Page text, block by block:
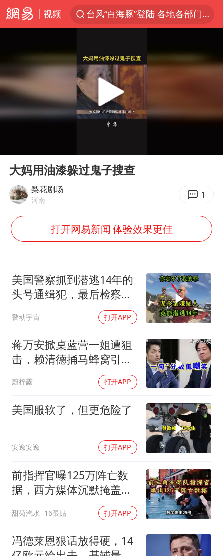
视频
台风“白海豚”登陆 各地各部门全力应对
小沈阳加盟《披荆斩棘》
朱一龙的鼻子怎么了
上海暴雨已致多处积水
上海鼓励居家办公
5万小车卖不动 微型代步车集体遇冷
科创50指数跌幅扩大至2%
白海豚路径图
56岁刘奕君跟13岁女儿合跳
大疆错失宇树
从科技创新看开局起步的时与势
Play
大妈用油漆躲过鬼子搜查
梨花剧场
河南 1
打开网易新闻 体验效果更佳
美国警察抓到潜逃14年的
头号通缉犯，最后检察官
警动宇宙 打开APP
蒋万安掀桌蓝营一姐遭狙
击，赖清德捅马蜂窝引风
蔚梓露 打开APP
美国服软了，但更危险了
安逸安逸 打开APP
前指挥官曝125万阵亡数
据，西方媒体沉默掩盖真
甜菊汽水 16跟贴 打开APP
冯德莱恩狠话放得硬，14